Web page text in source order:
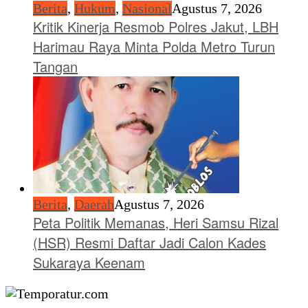
Berita, Hukum, NasionalAgustus 7, 2026
Kritik Kinerja Resmob Polres Jakut, LBH
Harimau Raya Minta Polda Metro Turun
Tangan
Berita, DaerahAgustus 7, 2026
Peta Politik Memanas, Heri Samsu Rizal
(HSR) Resmi Daftar Jadi Calon Kades
Sukaraya Keenam